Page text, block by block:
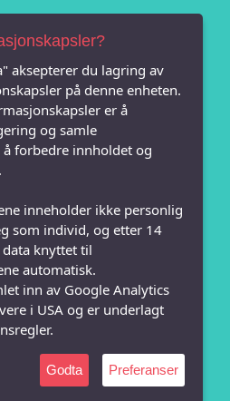
på Notodden
aksepterer du lagring av
på denne enheten.
er å
og samle
forbedre innholdet og
inneholder ikke personlig
som individ, og etter 14
knyttet til
automatisk.
inn av Google Analytics
i USA og er underlagt
Godta Preferanser